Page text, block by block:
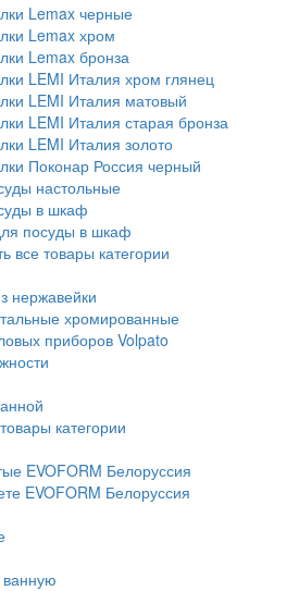
Lemax черные
Lemax хром
Lemax бронза
LEMI Италия хром глянец
LEMI Италия матовый
LEMI Италия старая бронза
LEMI Италия золото
Поконар Россия черный
настольные
в шкаф
посуды в шкаф
все товары категории
нержавейки
хромированные
приборов Volpato
категории
EVOFORM Белоруссия
EVOFORM Белоруссия